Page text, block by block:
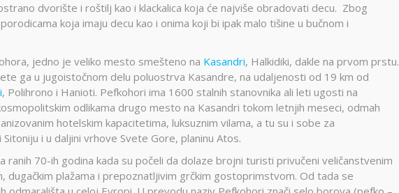
dvorište i roštilj kao i klackalica koja će najviše obradovati decu. Zbog
koja imaju decu kao i onima koji bi ipak malo tišine u bučnom i
jedno je veliko mesto smešteno na Kasandri, Halkidiki, dakle na prvom prstu.
ga u jugoistočnom delu poluostrva Kasandre, na udaljenosti od 19 km od
, Polihrono i Hanioti. Pefkohori ima 1600 stalnih stanovnika ali leti ugosti na
odlikama drugo mesto na Kasandri tokom letnjih meseci, odmah
hotelskim kapacitetima, luksuznim vilama, a tu su i sobe za
i u daljini vrhove Svete Gore, planinu Atos.
ranih 70-ih godina kada su počeli da dolaze brojni turisti privučeni veličanstvenim
dugačkim plažama i prepoznatljivim grčkim gostoprimstvom. Od tada se